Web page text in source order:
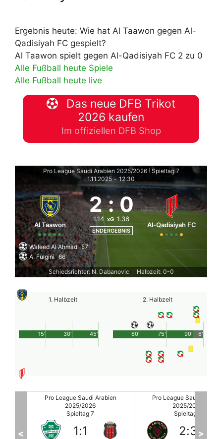
Ergebnis heute: Wie hat Al Taawon gegen Al-
Qadisiyah FC gespielt?
Al Taawon spielt gegen Al-Qadisiyah FC 2 zu 0
Alle Fußball heute Spiele
Alle Fußball heute live
Das neue DFB Trikot
2026 kaufen
Im offiziellen DFB Shop
Pro League Saudi Arabien 2025/2026
Spieltag 7
1.11.2025 - 12:30
Al Taawon
2 :0
1.14 xG 1.36
ENDERGEBNIS
Al-Qadisiyah FC
Waleed Al Ahmad 57'
A. Fulgini 66'
Schiedsrichter: N. Dabanovic
Halbzeit: 0-0
1. Halbzeit
45'
15' 30'
2. Halbzeit
90'
60' 75' 6'
Pro League Saudi Arabien
2025/2026
Spieltag 7
2:3
Pro League Saudi
2025/2026
Spieltag 7
2:1
< >